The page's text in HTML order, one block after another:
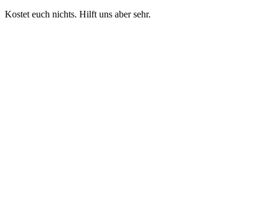
Kostet euch nichts. Hilft uns aber sehr.